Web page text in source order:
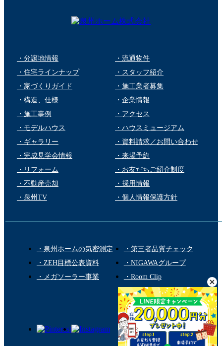
・分譲地情報
・住宅ラインナップ
・家づくりガイド
・構造、仕様
・施工事例
・モデルハウス
・ギャラリー
・完成見学会情報
・リフォーム
・不動産売却
・泉州TV
・流通物件
・スタッフ紹介
・施工業者募集
・企業情報
・アクセス
・ハウスミュージアム
・資料請求／お問い合わせ
・来場予約
・お友だちご紹介制度
・採用情報
・個人情報保護方針
・泉州ホームの気密測定
・ZEH目標公表資料
・メガソーラー事業
・第三者品質チェック
・NIGAWAグループ
・Room Clip